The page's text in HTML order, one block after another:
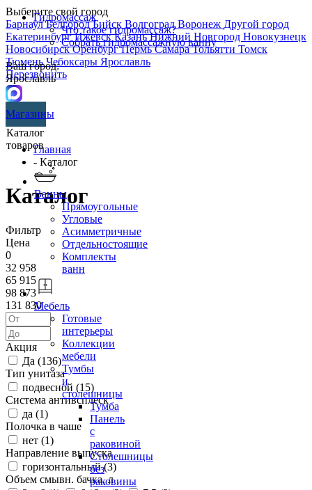
Выберите свой город
БарнаулБелгородБийск ВолгоградВоронеж Другой город
ЕкатеринбургИжевскКазаньНижний Новгород Новокузнецк
НовосибирскОренбургПермьСамараТольятти Томск
ТюменьЧебоксары Ярославль
Перезвонить
Гидромассаж
Что такое гидромассаж?
Собрать гидромассажную ванну
Ваш город:
Ярославль
Магазины
Каталог
товаров
Ванны
Прямоугольные
Угловые
Асимметричные
Отдельностоящие
Комплекты
ванн
Мебель
Готовые
интерьеры
Коллекции
мебели
Тумбы
и
столешницы
Тумба
Панель
с
раковиной
Столешницы
без
раковины
Главная
- Каталог
Каталог
Фильтр
Цена
0
32 958
65 915
98 873
131 830
Акция
Да (136)
Тип унитаза
подвесной (15)
Система антивсплеск
да (1)
Полочка в чаше
нет (1)
Направление выпуска
горизонтальный (3)
Объем смывн. бачка, л